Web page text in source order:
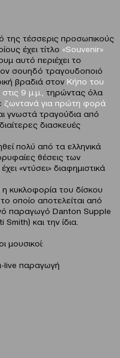
της τέσσερις προσωπικούς
έχει τίτλο «Souvenir»
αυτό περιέχει το
σουηδό τραγουδοποιό
βραδιά στον Κήπο του
9 μ.μ., τηρώντας όλα
ζωντανά για πρώτη φορά
γνωστά τραγούδια από
διασκευές
πολύ από τα ελληνικά
θέσεις των
«ντύσει» διαφημιστικά
κυκλοφορία του δίσκου
οποίο αποτελείται από
παραγωγό Danton Supple
και την ίδια.
μουσικοί:
live παραγωγή